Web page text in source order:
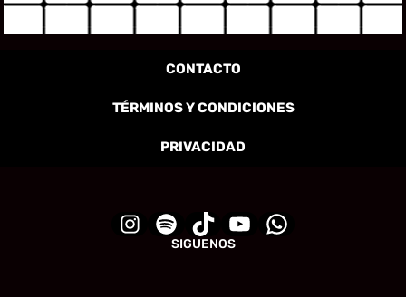
CONTACTO
TÉRMINOS Y CONDICIONES
PRIVACIDAD
SIGUENOS